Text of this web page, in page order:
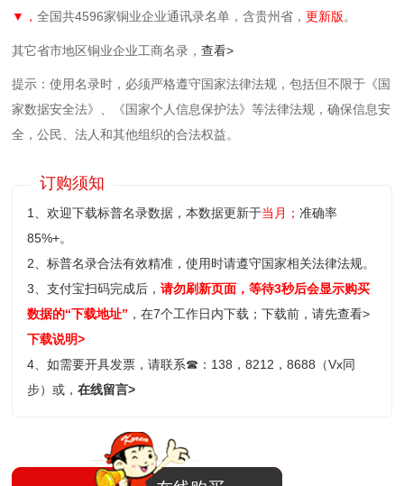
▼，全国共4596家铜业企业通讯录名单，含贵州省，更新版。
其它省市地区铜业企业工商名录，查看>
提示：使用名录时，必须严格遵守国家法律法规，包括但不限于《国
家数据安全法》、《国家个人信息保护法》等‌法律法规，确保信息安
全，公民、法人和其他组织的合法权益。
订购须知
1、欢迎下载标普名录数据，本数据更新于当月；准确率
85%+。
2、标普名录合法有效精准，使用时请遵守国家相关法律法规。
3、支付宝扫码完成后，请勿刷新页面，等待3秒后会显示购买
数据的“下载地址” ，在7个工作日内下载；下载前，请先查看>
下载说明>
4、如需要开具发票，请联系☎ ：138，8212，8688（Vx同
步）或，在线留言>